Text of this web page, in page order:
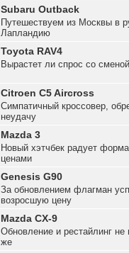
Subaru Outback
Путешествуем из Москвы в
Лапландию
Toyota RAV4
Вырастет ли спрос со
Citroen C5 Aircross
Симпатичный кроссовер,
неудачу
Mazda 3
Новый хэтчбек радует
ценами
Genesis G90
За обновлением флагман
возросшую цену
Mazda CX-9
Обновление и рестайлинг не
же